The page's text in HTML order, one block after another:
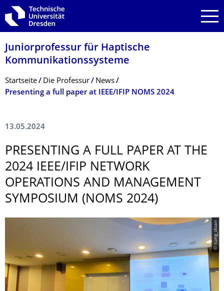
Zur Hauptnavigation springen
Zur Suche springen
Zum Inhalt springen
Junior­professur für Haptische
Kommunikations­systeme
Breadcrumb-Menü
Startseite Die Professur
News
Presenting a full paper at IEEE/IFIP NOMS 2024
13.05.2024
­PRESENTING A FULL PAPER AT THE
2024 IEEE/IFIP NETWORK
OPERATIONS AND MANAGEMENT
SYMPOSIUM (NOMS 2024)
© tung_doan